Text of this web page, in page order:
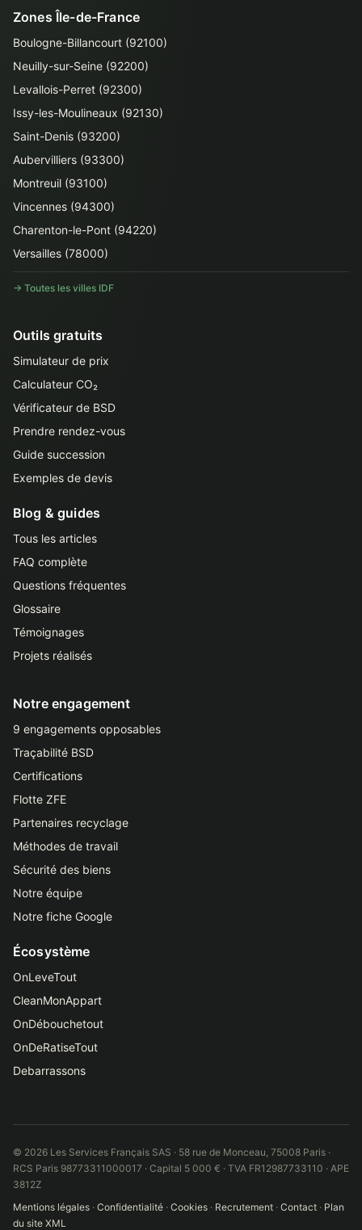
Zones Île-de-France
Boulogne-Billancourt (92100)
Neuilly-sur-Seine (92200)
Levallois-Perret (92300)
Issy-les-Moulineaux (92130)
Saint-Denis (93200)
Aubervilliers (93300)
Montreuil (93100)
Vincennes (94300)
Charenton-le-Pont (94220)
Versailles (78000)
→ Toutes les villes IDF
Outils gratuits
Simulateur de prix
Calculateur CO₂
Vérificateur de BSD
Prendre rendez-vous
Guide succession
Exemples de devis
Blog & guides
Tous les articles
FAQ complète
Questions fréquentes
Glossaire
Témoignages
Projets réalisés
Notre engagement
9 engagements opposables
Traçabilité BSD
Certifications
Flotte ZFE
Partenaires recyclage
Méthodes de travail
Sécurité des biens
Notre équipe
Notre fiche Google
Écosystème
OnLeveTout
CleanMonAppart
OnDébouchetout
OnDeRatiseTout
Debarrassons
© 2026 Les Services Français SAS · 58 rue de Monceau, 75008 Paris ·
RCS Paris 98773311000017 · Capital 5 000 € · TVA FR12987733110 · APE
3812Z
Mentions légales · Confidentialité · Cookies · Recrutement · Contact · Plan
du site XML